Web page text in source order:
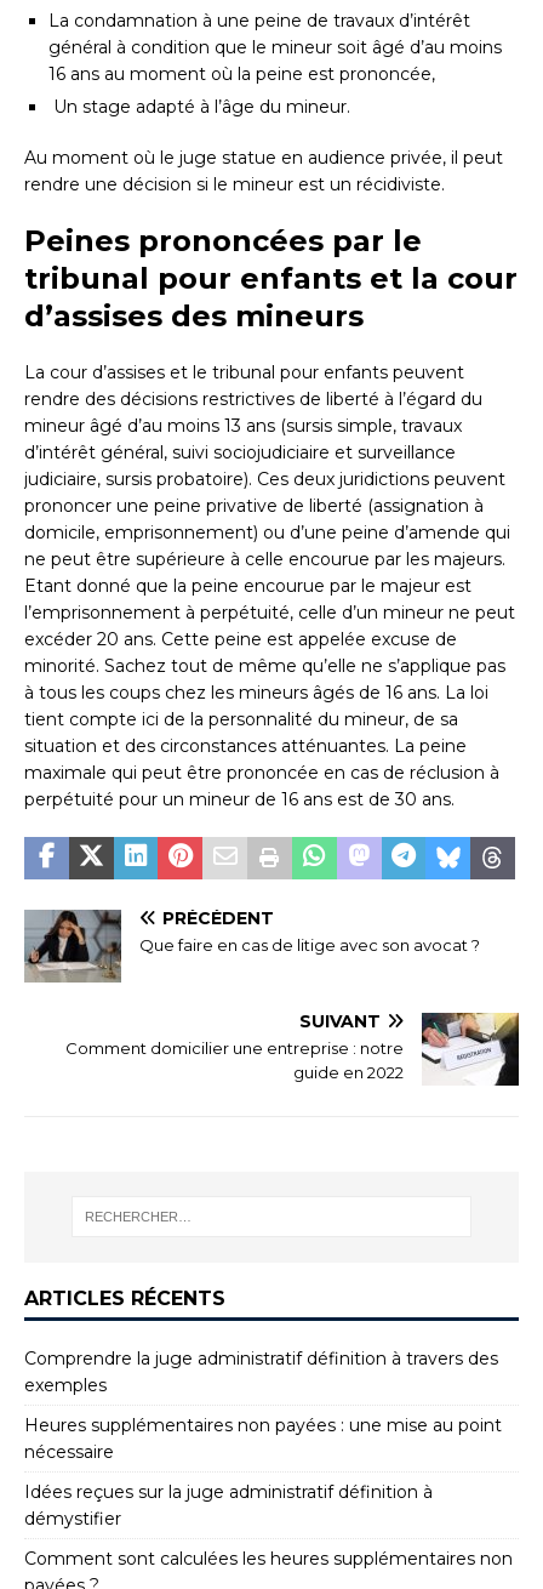
La condamnation à une peine de travaux d’intérêt
général à condition que le mineur soit âgé d’au moins
16 ans au moment où la peine est prononcée,
Un stage adapté à l’âge du mineur.
Au moment où le juge statue en audience privée, il peut
rendre une décision si le mineur est un récidiviste.
Peines prononcées par le
tribunal pour enfants et la cour
d’assises des mineurs
La cour d’assises et le tribunal pour enfants peuvent
rendre des décisions restrictives de liberté à l’égard du
mineur âgé d’au moins 13 ans (sursis simple, travaux
d’intérêt général, suivi sociojudiciaire et surveillance
judiciaire, sursis probatoire). Ces deux juridictions peuvent
prononcer une peine privative de liberté (assignation à
domicile, emprisonnement) ou d’une peine d’amende qui
ne peut être supérieure à celle encourue par les majeurs.
Etant donné que la peine encourue par le majeur est
l’emprisonnement à perpétuité, celle d’un mineur ne peut
excéder 20 ans. Cette peine est appelée excuse de
minorité. Sachez tout de même qu’elle ne s’applique pas
à tous les coups chez les mineurs âgés de 16 ans. La loi
tient compte ici de la personnalité du mineur, de sa
situation et des circonstances atténuantes. La peine
maximale qui peut être prononcée en cas de réclusion à
perpétuité pour un mineur de 16 ans est de 30 ans.
PRÉCÉDENT
Que faire en cas de litige avec son avocat ?
SUIVANT
Comment domicilier une entreprise : notre
guide en 2022
ARTICLES RÉCENTS
Comprendre la juge administratif définition à travers des
exemples
Heures supplémentaires non payées : une mise au point
nécessaire
Idées reçues sur la juge administratif définition à
démystifier
Comment sont calculées les heures supplémentaires non